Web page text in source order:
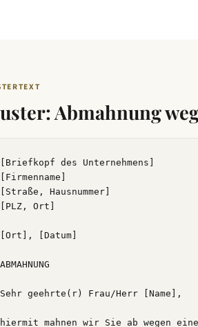
Abmahnung
[Briefkopf des Unternehmens]
[Firmenname]
[Straße, Hausnummer]
[PLZ, Ort]
[Ort], [Datum]
ABMAHNUNG
Sehr geehrte(r) Frau/Herr [Name],
hiermit mahnen wir Sie ab wegen